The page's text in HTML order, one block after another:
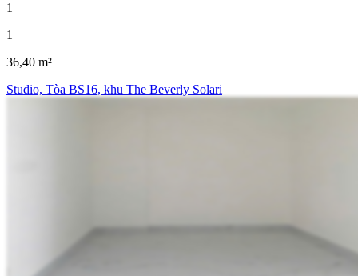
1
1
36,40 m²
Studio, Tòa BS16, khu The Beverly Solari